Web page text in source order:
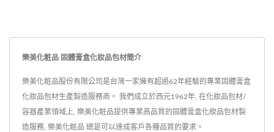
樂美化粧品 固體膏盒化妝品包材簡介
樂美化粧品股份有限公司是台灣一家擁有超過62年經驗的專業固體膏盒
化妝品包材生產製造服務商。 我們成立於西元1962年, 在化妝品包材/
容器產業領域上, 樂美化粧品提供專業高品質的固體膏盒化妝品包材製
造服務, 樂美化粧品 總是可以達成客戶各種品質的要求。